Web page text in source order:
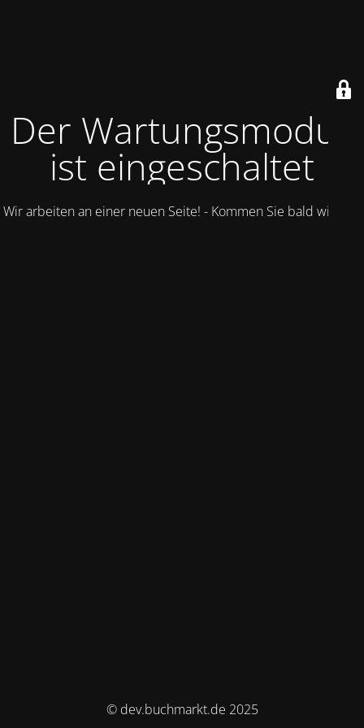
Der Wartungsmodus
ist eingeschaltet
Wir arbeiten an einer neuen Seite! - Kommen Sie bald wieder.
© dev.buchmarkt.de 2025